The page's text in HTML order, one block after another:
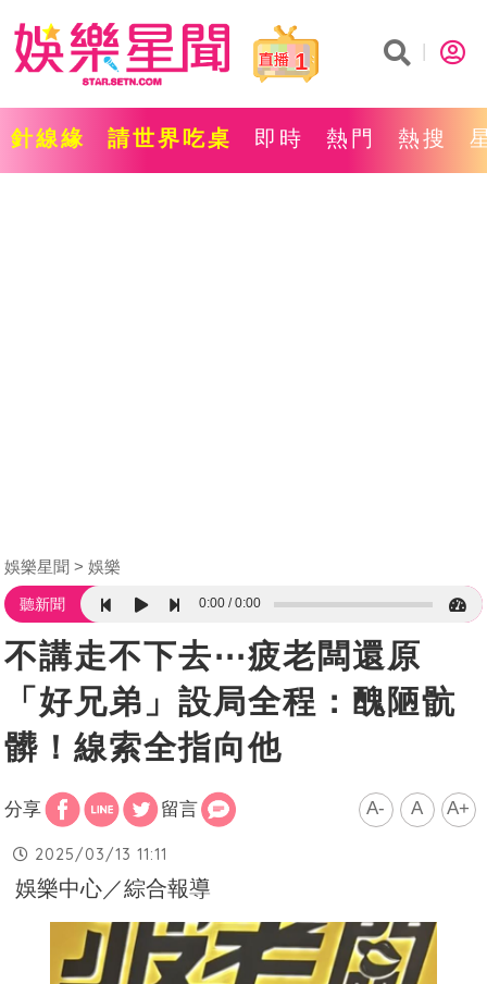
1
針線緣 請世界吃桌 即時 熱門 熱搜
娛樂星聞 娛樂
聽新聞 0:00 0:00
不講走不下去⋯疲老闆還原
「好兄弟」設局全程：醜陋骯
髒！線索全指向他
分享 留言 A- A A+
2025/03/13 11:11
娛樂中心／綜合報導